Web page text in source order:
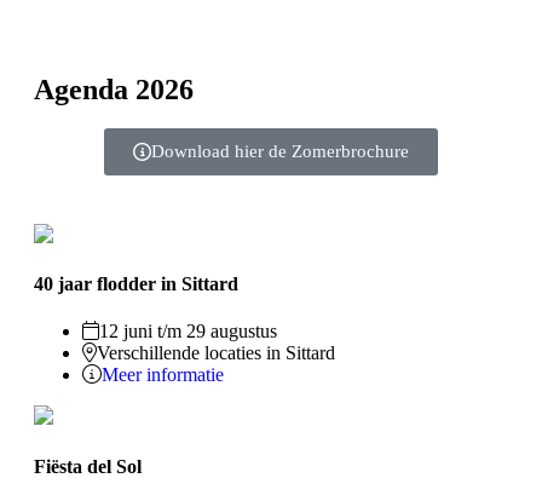
Agenda 2026
Download hier de Zomerbrochure
40 jaar flodder in Sittard
12 juni t/m 29 augustus
Verschillende locaties in Sittard
Meer informatie
Fiësta del Sol